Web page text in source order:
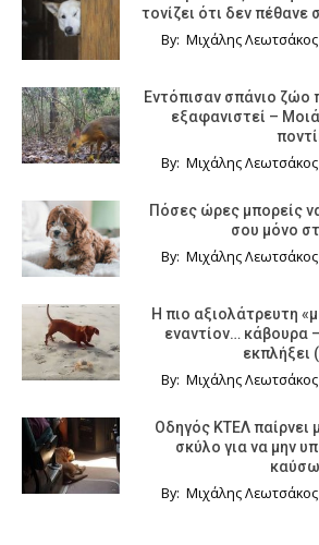
τονίζει ότι δεν
By: Μιχάλης Λεωτσάκος
Εντόπισαν σπάνιο ζώο
εξαφανιστεί –
By: Μιχάλης Λεωτσάκος
Πόσες ώρες μπορείς
σου μόνο
By: Μιχάλης Λεωτσάκος
Η πιο αξιολάτρευτη
εναντίον… κάβουρα
εκπλήξει
By: Μιχάλης Λεωτσάκος
Οδηγός KTΕΛ παίρνει
σκύλο για να μην
By: Μιχάλης Λεωτσάκος